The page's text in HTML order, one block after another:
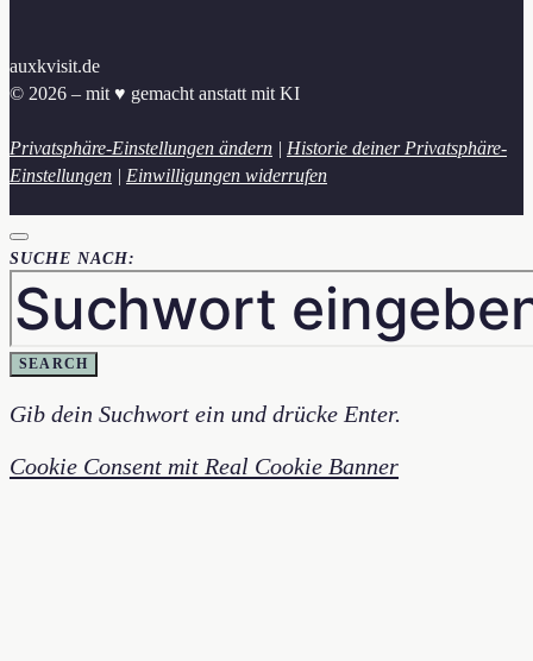
auxkvisit.de
© 2026 – mit ♥︎ gemacht anstatt mit KI
Privatsphäre-Einstellungen ändern | Historie deiner Privatsphäre-
Einstellungen | Einwilligungen widerrufen
SUCHE NACH:
SEARCH
Gib dein Suchwort ein und drücke Enter.
Cookie Consent mit Real Cookie Banner